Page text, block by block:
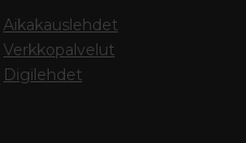
Aikakauslehdet
Verkkopalvelut
Digilehdet